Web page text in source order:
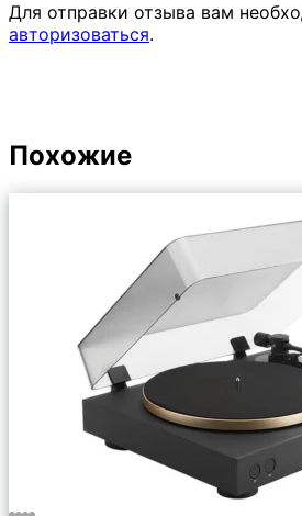
Для отправки отзыва вам
авторизоваться.
Похожие